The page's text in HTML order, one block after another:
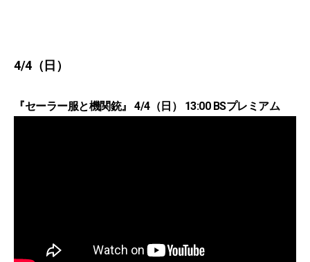
4/4（日）
『セーラー服と機関銃』 4/4（日） 13:00 BSプレミアム